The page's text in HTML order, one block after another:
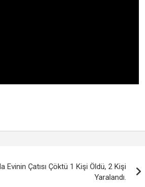
Evinin Çatısı Çöktü 1 Kişi Öldü, 2 Kişi
Yaralandı.